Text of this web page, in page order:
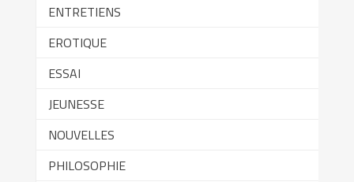
ENTRETIENS
EROTIQUE
ESSAI
JEUNESSE
NOUVELLES
PHILOSOPHIE